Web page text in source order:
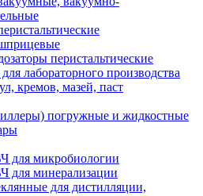
перистальтические
лабораторного производства
кремов, мазей, паст
погружные и жидкостные
для микробиологии
для минерализации
для дистилляции,